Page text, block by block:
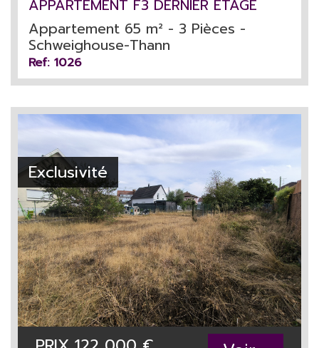
APPARTEMENT F3 DERNIER ÉTAGE
Appartement 65 m² - 3 Pièces -
Schweighouse-Thann
Ref: 1026
Exclusivité